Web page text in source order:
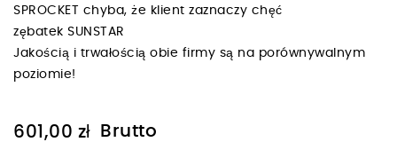
SPROCKET chyba, że klient zaznaczy chęć
zębatek SUNSTAR
Jakością i trwałością obie firmy są na porównywalnym
poziomie!
601,00 zł Brutto